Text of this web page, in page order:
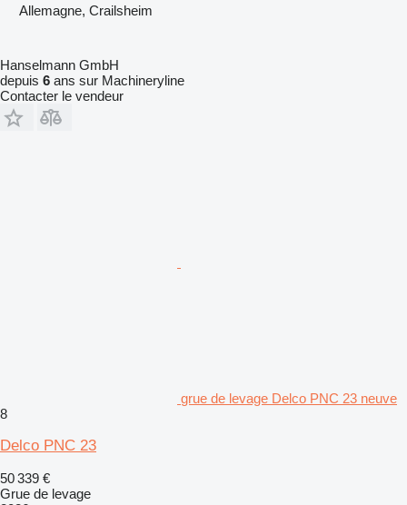
Allemagne, Crailsheim
Hanselmann GmbH
depuis 6 ans sur Machineryline
Contacter le vendeur
grue de levage Delco PNC 23 neuve
8
Delco PNC 23
50 339 €
Grue de levage